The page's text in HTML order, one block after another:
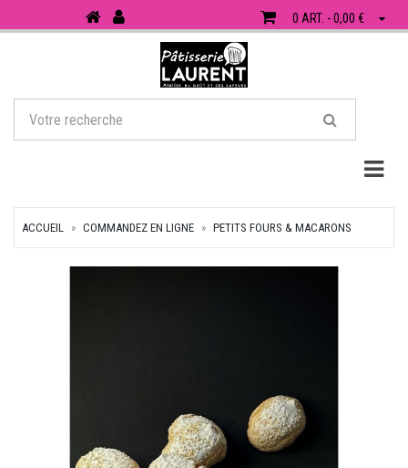
0 ART. - 0,00 €
ACCUEIL COMMANDEZ EN LIGNE PETITS FOURS & MACARONS